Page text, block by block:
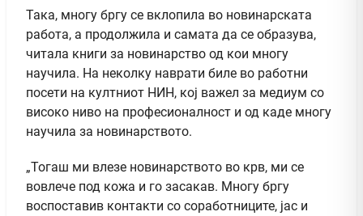
Така, многу бргу се вклопила во новинарската
работа, а продолжила и самата да се образува,
читала книги за новинарство од кои многу
научила. На неколку наврати биле во работни
посети на култниот НИН, кој важел за медиум со
високо ниво на професионалност и од каде многу
научила за новинарството.
„Тогаш ми влезе новинарството во крв, ми се
вовлече под кожа и го засакав. Многу бргу
воспоставив контакти со соработниците, јас и